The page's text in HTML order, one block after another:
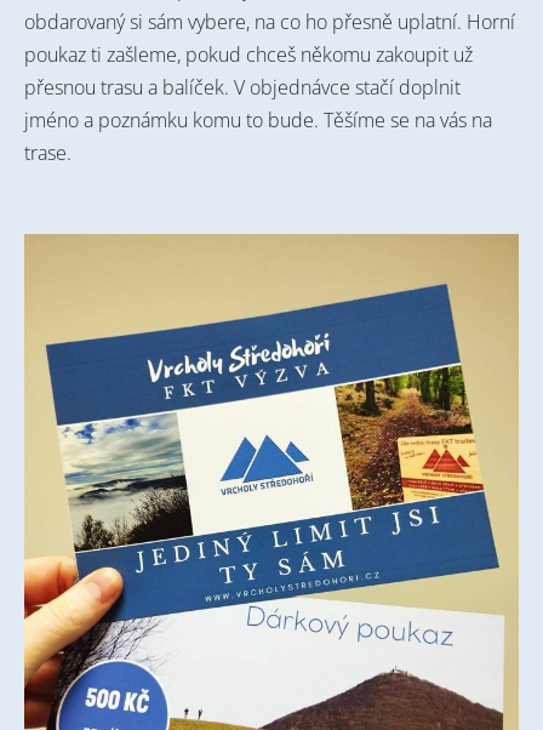
obdarovaný si sám vybere, na co ho přesně uplatní. Horní
poukaz ti zašleme, pokud chceš někomu zakoupit už
přesnou trasu a balíček. V objednávce stačí doplnit
jméno a poznámku komu to bude. Těšíme se na vás na
trase.